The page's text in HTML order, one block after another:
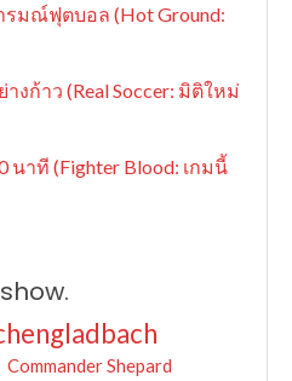
มณ์ฟุตบอล (Hot Ground:
งก้าว (Real Soccer: มิติใหม่
นาที (Fighter Blood: เกมนี้
Commander Shepard